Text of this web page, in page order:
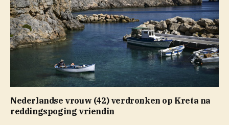
Nederlandse vrouw (42) verdronken op Kreta na
reddingspoging vriendin